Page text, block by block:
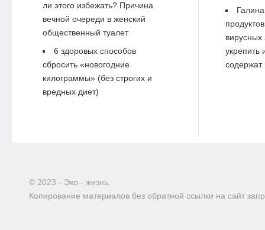
ли этого избежать? Причина
вечной очереди в женский
общественный туалет
6 здоровых способов
сбросить «новогодние
килограммы» (без строгих и
вредных диет)
Галина
вирусных
укрепить
содержат
© 2023 - Эко - жизнь.
Копирование материалов без обратной ссылки на сайт